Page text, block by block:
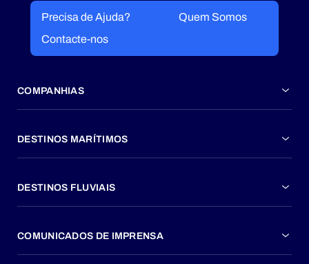
Precisa de Ajuda?
Quem Somos
Contacte-nos
COMPANHIAS
DESTINOS MARÍTIMOS
DESTINOS FLUVIAIS
COMUNICADOS DE IMPRENSA